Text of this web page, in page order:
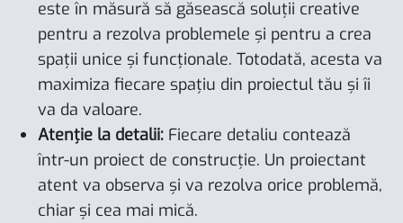
este în măsură să găsească soluții creative
pentru a rezolva problemele și pentru a crea
spații unice și funcționale. Totodată, acesta va
maximiza fiecare spațiu din proiectul tău și îi
va da valoare.
Atenție la detalii: Fiecare detaliu contează
într-un proiect de construcție. Un proiectant
atent va observa și va rezolva orice problemă,
chiar și cea mai mică.